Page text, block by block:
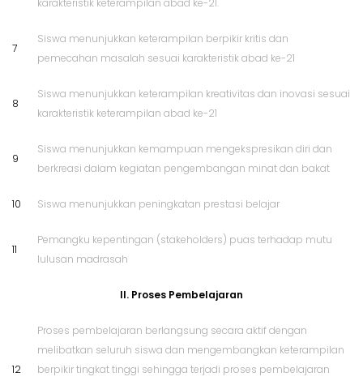
karakteristik keterampilan abad ke-21.
7
Siswa menunjukkan keterampilan berpikir kritis dan
pemecahan masalah sesuai karakteristik abad ke-21
8
Siswa menunjukkan keterampilan kreativitas dan inovasi sesuai
karakteristik keterampilan abad ke-21
9
Siswa menunjukkan kemampuan mengekspresikan diri dan
berkreasi dalam kegiatan pengembangan minat dan bakat
10 Siswa menunjukkan peningkatan prestasi belajar
11
Pemangku kepentingan (stakeholders) puas terhadap mutu
lulusan madrasah
II. Proses Pembelajaran
12
Proses pembelajaran berlangsung secara aktif dengan
melibatkan seluruh siswa dan mengembangkan keterampilan
berpikir tingkat tinggi sehingga terjadi proses pembelajaran